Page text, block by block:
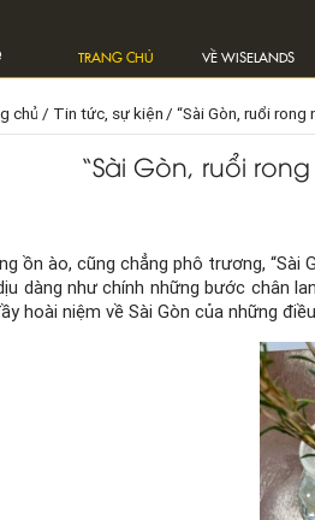
TRANG CHỦ VỀ WISELANDS
chủ Tin tức, sự kiện “Sài Gòn, ruổi
“Sài Gòn, ruổi
ồn ào, cũng chẳng phô trương,
dàng như chính những bước chân
hoài niệm về Sài Gòn của những